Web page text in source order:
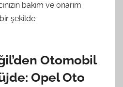
bakım ve onarım
şekilde
Otomobil
Opel Oto